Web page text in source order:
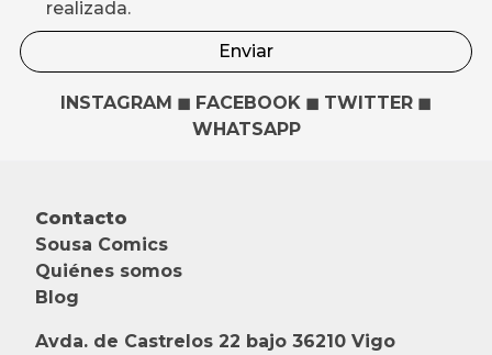
realizada.
Enviar
INSTAGRAM ◼ FACEBOOK ◼ TWITTER ◼
WHATSAPP
Contacto
Sousa Comics
Quiénes somos
Blog
Avda. de Castrelos 22 bajo 36210 Vigo